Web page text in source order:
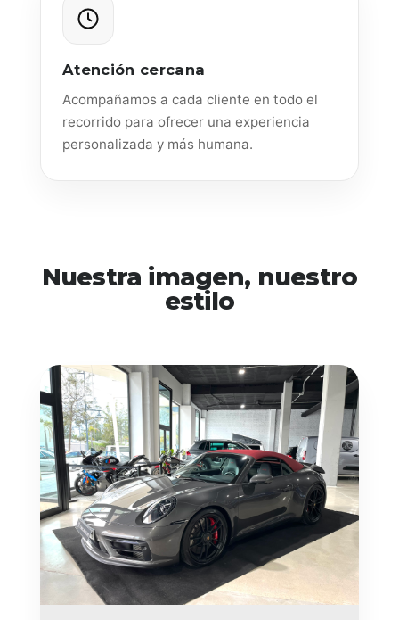
Atención cercana
Acompañamos a cada cliente en todo el
recorrido para ofrecer una experiencia
personalizada y más humana.
Nuestra imagen, nuestro
estilo